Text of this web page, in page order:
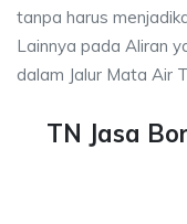
tanpa harus
Lainnya pada Aliran
dalam Jalur Mata Air
TN Jasa